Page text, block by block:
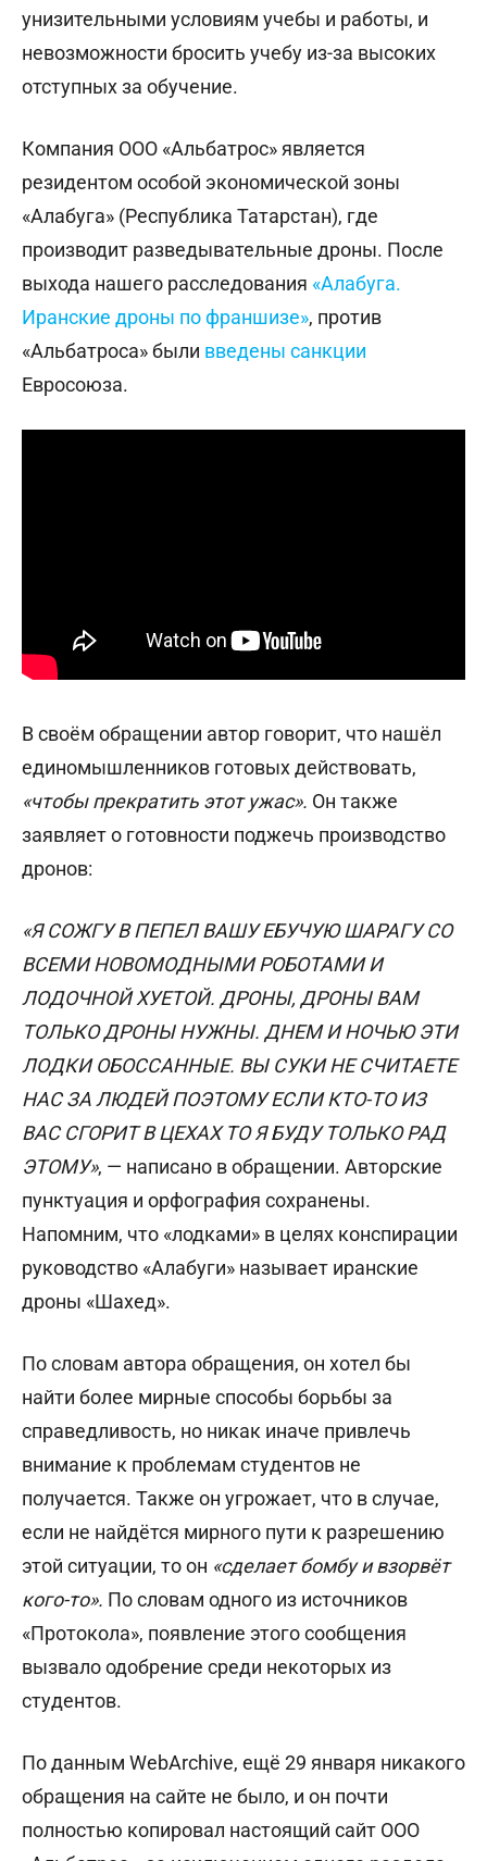
унизительными условиям учебы и работы, и
невозможности бросить учебу из-за высоких
отступных за обучение.
Компания ООО «Альбатрос» является
резидентом особой экономической зоны
«Алабуга» (Республика Татарстан), где
производит разведывательные дроны. После
выхода нашего расследования «Алабуга.
Иранские дроны по франшизе», против
«Альбатроса» были введены санкции
Евросоюза.
В своём обращении автор говорит, что нашёл
единомышленников готовых действовать,
«чтобы прекратить этот ужас». Он также
заявляет о готовности поджечь производство
дронов:
«Я СОЖГУ В ПЕПЕЛ ВАШУ ЕБУЧУЮ ШАРАГУ СО
ВСЕМИ НОВОМОДНЫМИ РОБОТАМИ И
ЛОДОЧНОЙ ХУЕТОЙ. ДРОНЫ, ДРОНЫ ВАМ
ТОЛЬКО ДРОНЫ НУЖНЫ. ДНЕМ И НОЧЬЮ ЭТИ
ЛОДКИ ОБОССАННЫЕ. ВЫ СУКИ НЕ СЧИТАЕТЕ
НАС ЗА ЛЮДЕЙ ПОЭТОМУ ЕСЛИ КТО-ТО ИЗ
ВАС СГОРИТ В ЦЕХАХ ТО Я БУДУ ТОЛЬКО РАД
ЭТОМУ», — написано в обращении. Авторские
пунктуация и орфография сохранены.
Напомним, что «лодками» в целях конспирации
руководство «Алабуги» называет иранские
дроны «Шахед».
По словам автора обращения, он хотел бы
найти более мирные способы борьбы за
справедливость, но никак иначе привлечь
внимание к проблемам студентов не
получается. Также он угрожает, что в случае,
если не найдётся мирного пути к разрешению
этой ситуации, то он «сделает бомбу и взорвёт
кого-то». По словам одного из источников
«Протокола», появление этого сообщения
вызвало одобрение среди некоторых из
студентов.
По данным WebArchive, ещё 29 января никакого
обращения на сайте не было, и он почти
полностью копировал настоящий сайт ООО